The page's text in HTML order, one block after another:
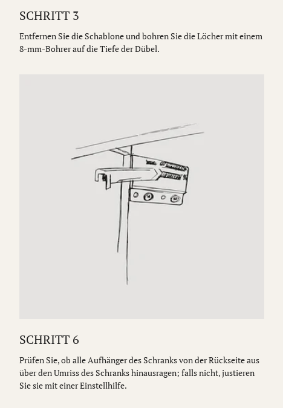
SCHRITT 3
Entfernen Sie die Schablone und bohren Sie die Löcher mit einem
8-mm-Bohrer auf die Tiefe der Dübel.
SCHRITT 6
Prüfen Sie, ob alle Aufhänger des Schranks von der Rückseite aus
über den Umriss des Schranks hinausragen; falls nicht, justieren
Sie sie mit einer Einstellhilfe.